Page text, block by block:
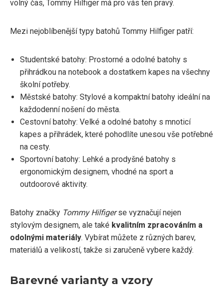
volný čas, Tommy Hilfiger má pro vás ten pravý.
Mezi nejoblíbenější typy batohů Tommy Hilfiger patří:
Studentské batohy: Prostorné a odolné batohy s
přihrádkou na notebook a dostatkem kapes na všechny
školní potřeby.
Městské batohy: Stylové a kompaktní batohy ideální na
každodenní nošení do města.
Cestovní batohy: Velké a odolné batohy s mnoticí
kapes a přihrádek, které pohodlíte unesou vše potřebné
na cesty.
Sportovní batohy: Lehké a prodyšné batohy s
ergonomickým designem, vhodné na sport a
outdoorové aktivity.
Batohy značky Tommy Hilfigerse vyznačují nejen
stylovým designem, ale také kvalitním zpracováním a
odolnými materiály. Vybírat můžete z různých barev,
materiálů a velikostí, takže si zaručeně vybere každý.
Barevné varianty a vzory